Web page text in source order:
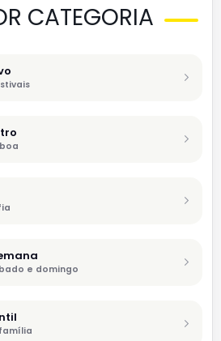
CATEGORIA
e domingo